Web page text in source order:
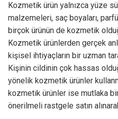
Kozmetik ürün yalnızca yüze
malzemeleri, saç boyaları,
birçok ürünün de kozmetik
Kozmetik ürünlerden gerçek
kişisel ihtiyaçların bir uzman
Kişinin cildinin çok hassas
yönelik kozmetik ürünler
kozmetik ürünler ise mutlaka
önerilmeli rastgele satın